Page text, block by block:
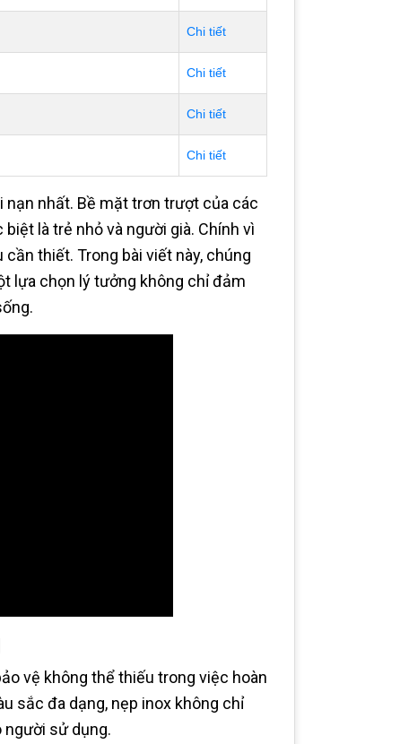
Chi tiết
Chi tiết
Chi tiết
Chi tiết
nạn nhất. Bề mặt trơn trượt của các
là trẻ nhỏ và người già. Chính vì
thiết. Trong bài viết này, chúng
lựa chọn lý tưởng không chỉ đảm
vệ không thể thiếu trong việc hoàn
sắc đa dạng, nẹp inox không chỉ
người sử dụng.